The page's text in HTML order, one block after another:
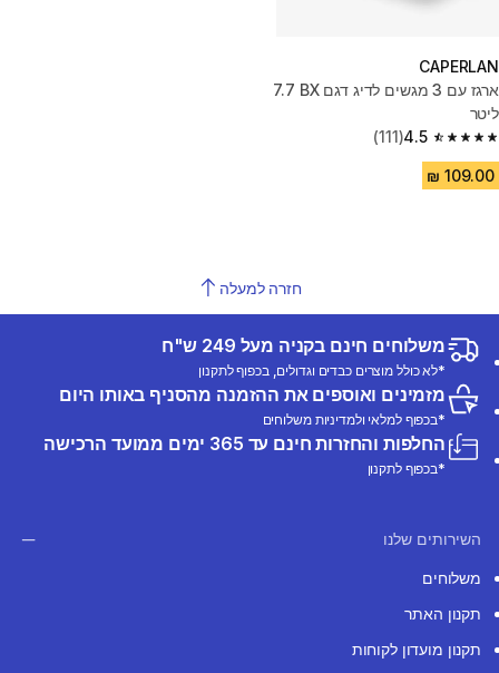
CAPERLAN
ארגז עם 3 מגשים לדיג דגם BX ‏7.7
ליטר
4.5
4.5 out of 5 stars from 111 reviews
(111)
חזרה למעלה
משלוחים חינם בקניה מעל 249 ש"ח
*לא כולל מוצרים כבדים וגדולים, בכפוף לתקנון
מזמינים ואוספים את ההזמנה מהסניף באותו היום
*בכפוף למלאי ולמדיניות משלוחים
החלפות והחזרות חינם עד 365 ימים ממועד הרכישה
*בכפוף לתקנון
השירותים שלנו
משלוחים
תקנון האתר
תקנון מועדון לקוחות